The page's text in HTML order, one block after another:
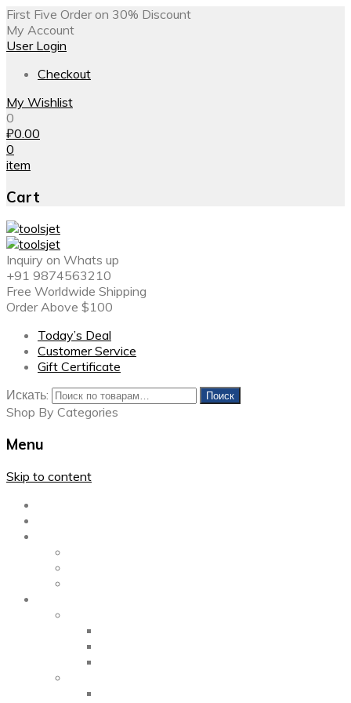
First Five Order on 30% Discount
My Account
User Login
Checkout
My Wishlist
0
₽0.00
0
item
Cart
Inquiry on Whats up
+91 9874563210
Free Worldwide Shipping
Order Above $100
Today’s Deal
Customer Service
Gift Certificate
Искать:
Поиск
Shop By Categories
Menu
Skip to content